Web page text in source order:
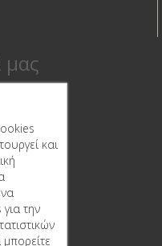
μας
και
την